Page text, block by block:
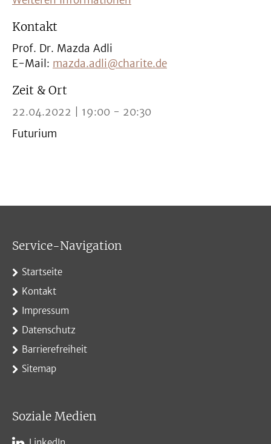
Kontakt
Prof. Dr. Mazda Adli
E-Mail: mazda.adli@charite.de
Zeit & Ort
22.04.2022 | 19:00 - 20:30
Futurium
Service-Navigation
Startseite
Kontakt
Impressum
Datenschutz
Barrierefreiheit
Sitemap
Soziale Medien